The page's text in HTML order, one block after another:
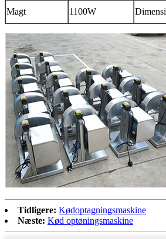
Magt
1100W
Tidligere: Kødoptagningsmaskine
Næste: Kød optøningsmaskine